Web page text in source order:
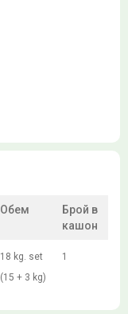
Обем
Брой в
кашон
18 kg. set
(15 + 3 kg)
1